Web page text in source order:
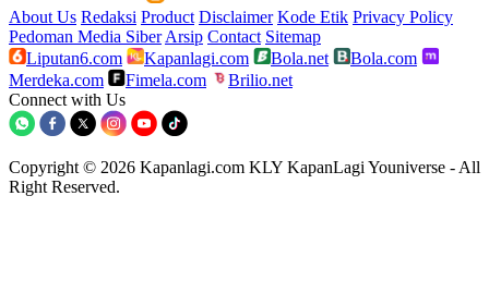
About Us Redaksi Product Disclaimer Kode Etik Privacy Policy
Pedoman Media Siber Arsip Contact Sitemap
Liputan6.com
Kapanlagi.com Bola.net
Bola.com
Merdeka.com
Fimela.com
Brilio.net
Connect with Us
Copyright © 2026 Kapanlagi.com KLY KapanLagi Youniverse - All
Right Reserved.